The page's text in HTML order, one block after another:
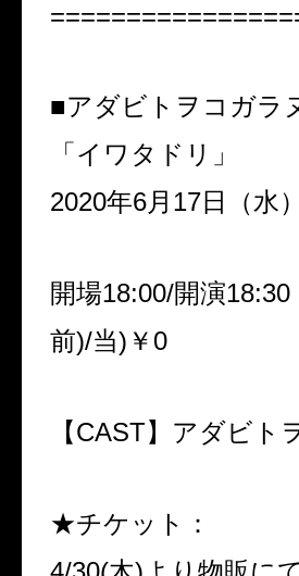
■アダビトヲコガラ
「イワタドリ」
2020年6月17日（水
開場18:00/開演18:30
前)/当)￥0
【CAST】アダビト
★チケット：